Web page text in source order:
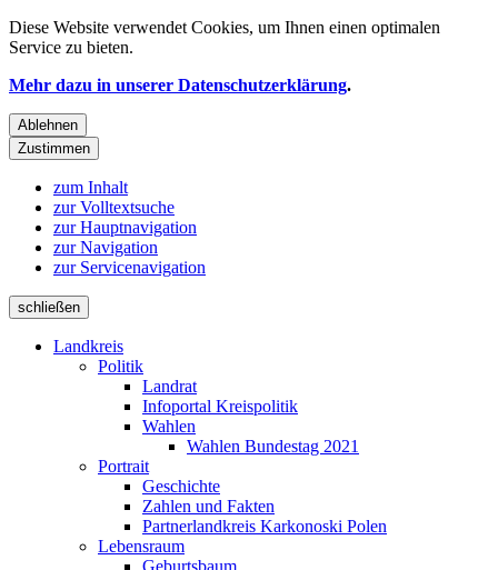
Diese Website verwendet Cookies, um Ihnen einen optimalen
Service zu bieten.
Mehr dazu in unserer Datenschutzerklärung.
Ablehnen
Zustimmen
zum Inhalt
zur Volltextsuche
zur Hauptnavigation
zur Navigation
zur Servicenavigation
schließen
Landkreis
Politik
Landrat
Infoportal Kreispolitik
Wahlen
Wahlen Bundestag 2021
Portrait
Geschichte
Zahlen und Fakten
Partnerlandkreis Karkonoski Polen
Lebensraum
Geburtsbaum